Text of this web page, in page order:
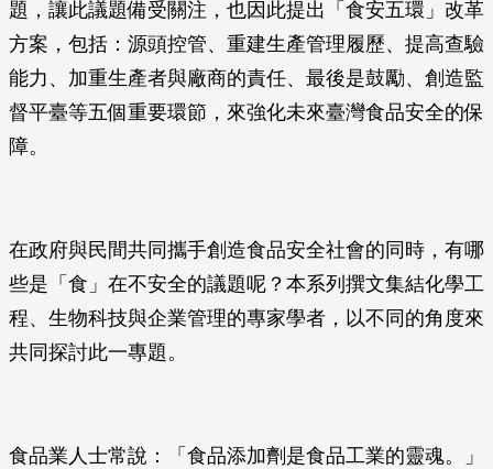
題，讓此議題備受關注，也因此提出「食安五環」改革
方案，包括：源頭控管、重建生產管理履歷、提高查驗
能力、加重生產者與廠商的責任、最後是鼓勵、創造監
督平臺等五個重要環節，來強化未來臺灣食品安全的保
障。
在政府與民間共同攜手創造食品安全社會的同時，有哪
些是「食」在不安全的議題呢？本系列撰文集結化學工
程、生物科技與企業管理的專家學者，以不同的角度來
共同探討此一專題。
食品業人士常說：「食品添加劑是食品工業的靈魂。」